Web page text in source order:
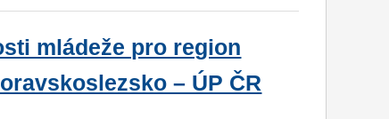
mládeže pro region
– ÚP ČR